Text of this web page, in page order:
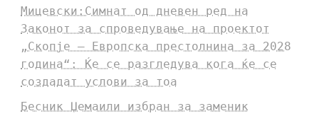
Мицевски:Симнат од дневен ред на
Законот за спроведување на проектот
„Скопје – Европска престолнина за 2028
година“: Ќе се разгледува кога ќе се
создадат услови за тоа
Бесник Џемаили избран за заменик